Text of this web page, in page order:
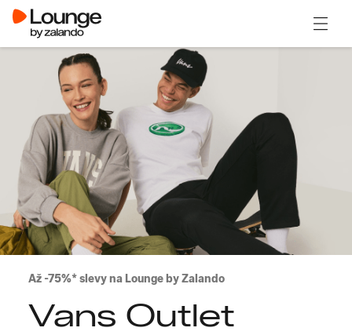
Až -75%* slevy na Lounge by Zalando
Vans Outlet